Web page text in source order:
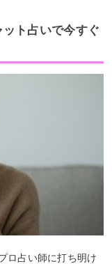
ト占いで今すぐ
ロ占い師に打ち明け